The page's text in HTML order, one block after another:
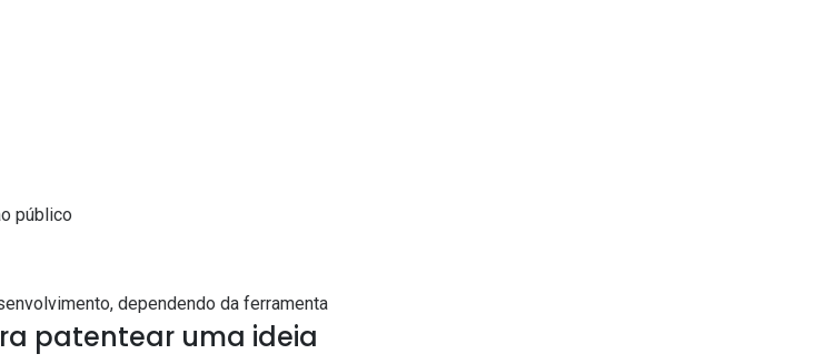
público
dependendo da ferramenta
patentear uma ideia